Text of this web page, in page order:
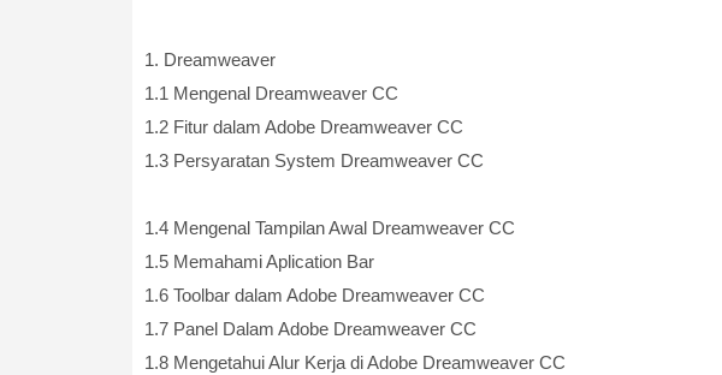
1. Dreamweaver
1.1 Mengenal Dreamweaver CC
1.2 Fitur dalam Adobe Dreamweaver CC
1.3 Persyaratan System Dreamweaver CC
1.4 Mengenal Tampilan Awal Dreamweaver CC
1.5 Memahami Aplication Bar
1.6 Toolbar dalam Adobe Dreamweaver CC
1.7 Panel Dalam Adobe Dreamweaver CC
1.8 Mengetahui Alur Kerja di Adobe Dreamweaver CC